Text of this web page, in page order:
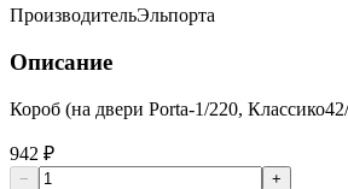
ПроизводительЭльпорта
Описание
Короб (на двери Porta-1/220,
942 ₽
−
+